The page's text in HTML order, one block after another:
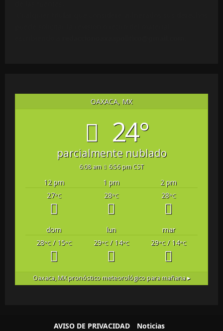
OAXACA, MX
24°
parcialmente nublado
6:08 am 6:56 pm CST
12 pm 1 pm
2 pm
27°C 28°C 28°C
dom lun
mar
28°C/ 15°C 29°C/ 14°C 29°C/ 14°C
Oaxaca, MXpronóstico meteorológico para mañana ▸
AVISO DE PRIVACIDAD Noticias